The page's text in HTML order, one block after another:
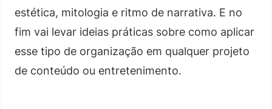
estética, mitologia e ritmo de narrativa. E no
fim vai levar ideias práticas sobre como aplicar
esse tipo de organização em qualquer projeto
de conteúdo ou entretenimento.